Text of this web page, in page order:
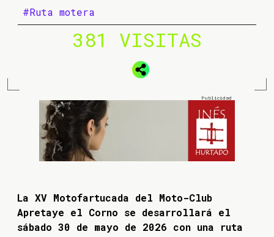
#Ruta motera
381 VISITAS
La XV Motofartucada del Moto-Club
Apretaye el Corno se desarrollará el
sábado 30 de mayo de 2026 con una ruta